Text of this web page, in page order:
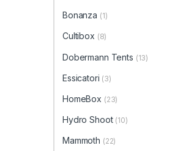
Bonanza (1)
Cultibox (8)
Dobermann Tents (13)
Essicatori (3)
HomeBox (23)
Hydro Shoot (10)
Mammoth (22)